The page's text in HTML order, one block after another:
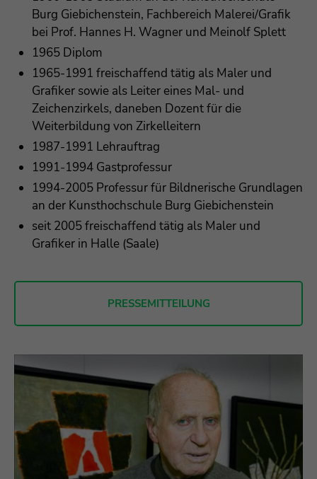
Burg Giebichenstein, Fachbereich Malerei/Grafik
bei Prof. Hannes H. Wagner und Meinolf Splett
1965 Diplom
1965-1991 freischaffend tätig als Maler und
Grafiker sowie als Leiter eines Mal- und
Zeichenzirkels, daneben Dozent für die
Weiterbildung von Zirkelleitern
1987-1991 Lehrauftrag
1991-1994 Gastprofessur
1994-2005 Professur für Bildnerische Grundlagen
an der Kunsthochschule Burg Giebichenstein
seit 2005 freischaffend tätig als Maler und
Grafiker in Halle (Saale)
PRESSEMITTEILUNG